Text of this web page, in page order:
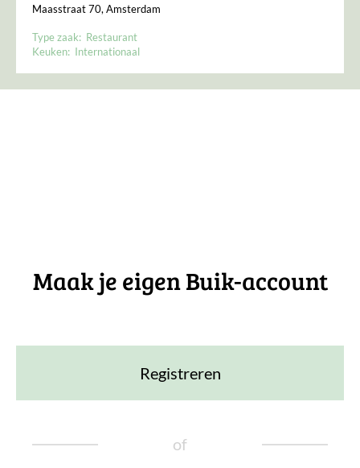
Maasstraat 70, Amsterdam
Type zaak: Restaurant
Keuken: Internationaal
Maak je eigen Buik-account
Registreren
of